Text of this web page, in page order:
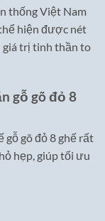
thống Việt Nam
hiện được nét
giá trị tinh thần to
gỗ gõ đỏ 8
gỗ gõ đỏ 8 ghế rất
hẹp, giúp tối ưu